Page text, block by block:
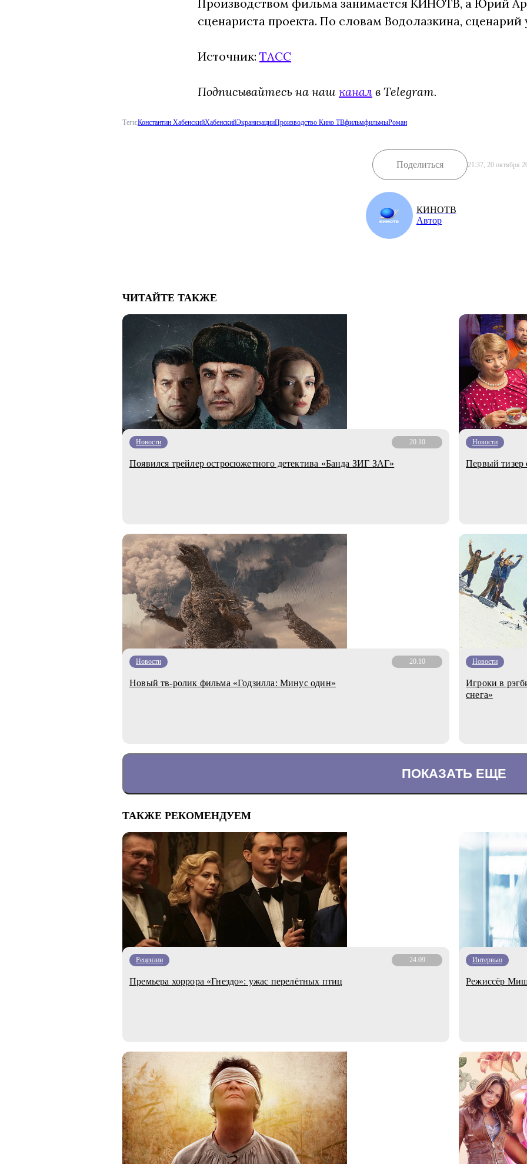
Производством фильма занимается КИНОТВ, а Юрий
сценариста проекта. По словам Водолазкина,
Источник: ТАСС
Подписывайтесь на наш канал в Telegram.
Теги:Константин ХабенскийХабенскийЭкранизацииПроизводство Кино ТВфильмфильмыРоман
Поделиться 21:37, 20 октября
КИНОТВ
Автор
ЧИТАЙТЕ ТАКЖЕ
Новости 20.10
Появился трейлер остросюжетного детектива «Банда ЗИГ ЗАГ»
Новости
Первый тизер
Новости 20.10
Новый тв-ролик фильма «Годзилла: Минус один»
Новости
Игроки в
снега»
ПОКАЗАТЬ ЕЩЕ
ТАКЖЕ РЕКОМЕНДУЕМ
Рецензии 24.09
Премьера хоррора «Гнездо»: ужас перелётных птиц
Интервью
Режиссёр